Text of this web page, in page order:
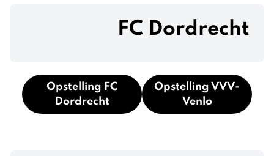
FC Dordrecht
Opstelling FC
Dordrecht
Opstelling VVV-
Venlo